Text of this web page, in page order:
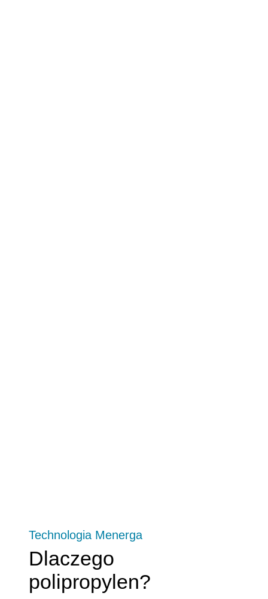
Dlaczego
polipropylen?
Technologia Menerga